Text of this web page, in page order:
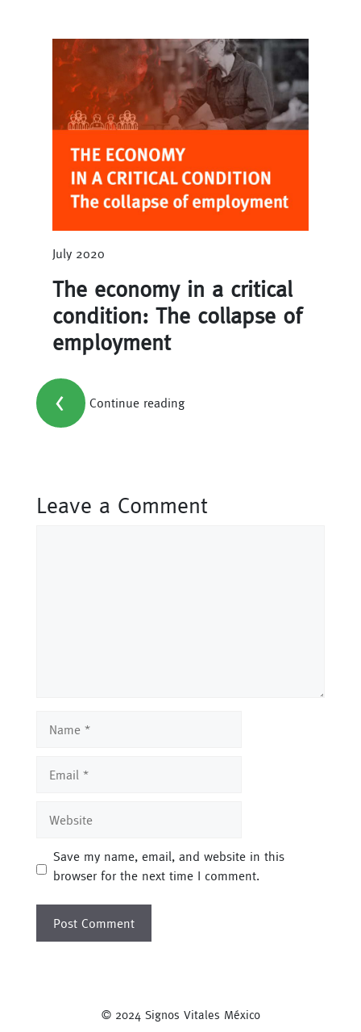
July 2020
The economy in a critical
condition: The collapse of
employment
< Continue reading
Leave a Comment
Save my name, email, and website in this
browser for the next time I comment.
© 2024 Signos Vitales México